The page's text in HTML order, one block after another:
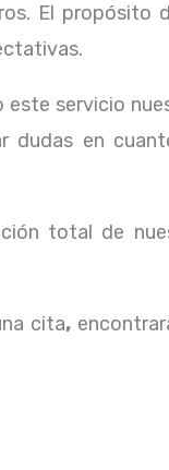
El propósito
este servicio
dudas en
total de
cita,